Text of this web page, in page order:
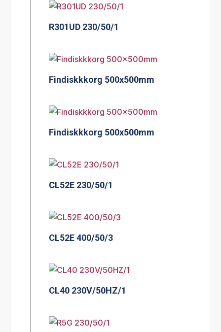
R301UD 230/50/1
Findiskkkorg 500x500mm
Findiskkkorg 500x500mm
CL52E 230/50/1
CL52E 400/50/3
CL40 230V/50HZ/1